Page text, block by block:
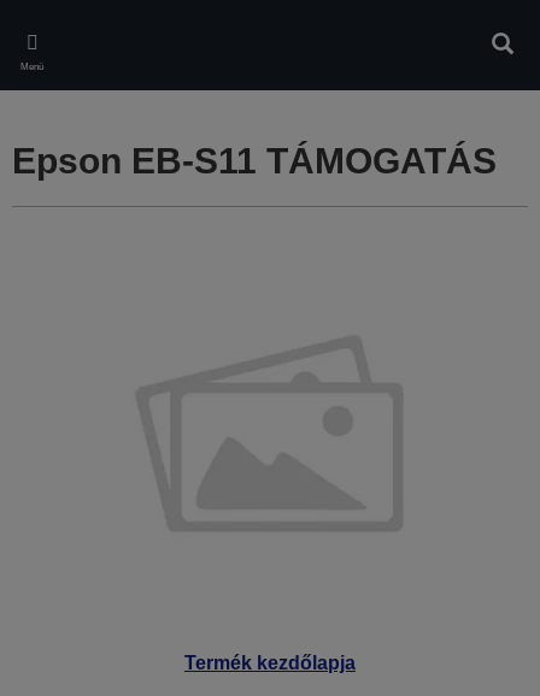
main
content
Menü
Termék kezdőlapja
Epson EB-S11 TÁMOGATÁS